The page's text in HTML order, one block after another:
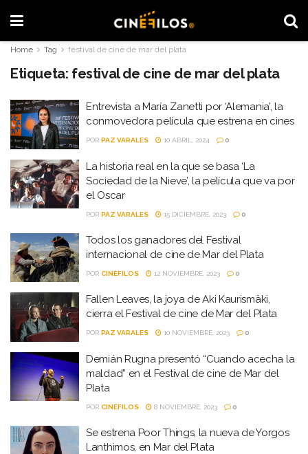
Home Tag festival de cine de mar del plata
Etiqueta: festival de cine de mar del plata
Entrevista a María Zanetti por ‘Alemania’, la
conmovedora película que estrena en cines
POR PAZ VARALES 10 ABRIL, 2024 0
La historia real en la que se basa ‘La
Sociedad de la Nieve’, la película que va por
el Oscar
POR PAZ VARALES 15 DICIEMBRE, 2023 0
Todos los ganadores del Festival
internacional de cine de Mar del Plata
POR CINÉFILOS 12 NOVIEMBRE, 2023 0
Fallen Leaves, la joya de Aki Kaurismäki,
cierra el Festival de cine de Mar del Plata
POR PAZ VARALES 10 NOVIEMBRE, 2023 0
Demián Rugna presentó “Cuando acecha la
maldad” en el Festival de cine de Mar del
Plata
POR CINÉFILOS 8 NOVIEMBRE, 2023 0
Se estrena Poor Things, la nueva de Yorgos
Lanthimos, en Mar del Plata